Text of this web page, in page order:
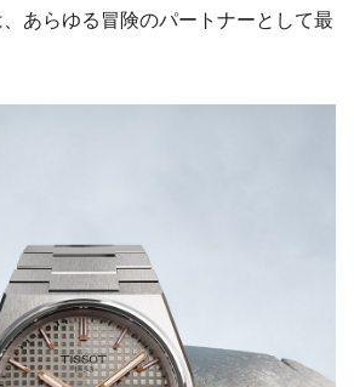
あらゆる冒険のパートナーとして最